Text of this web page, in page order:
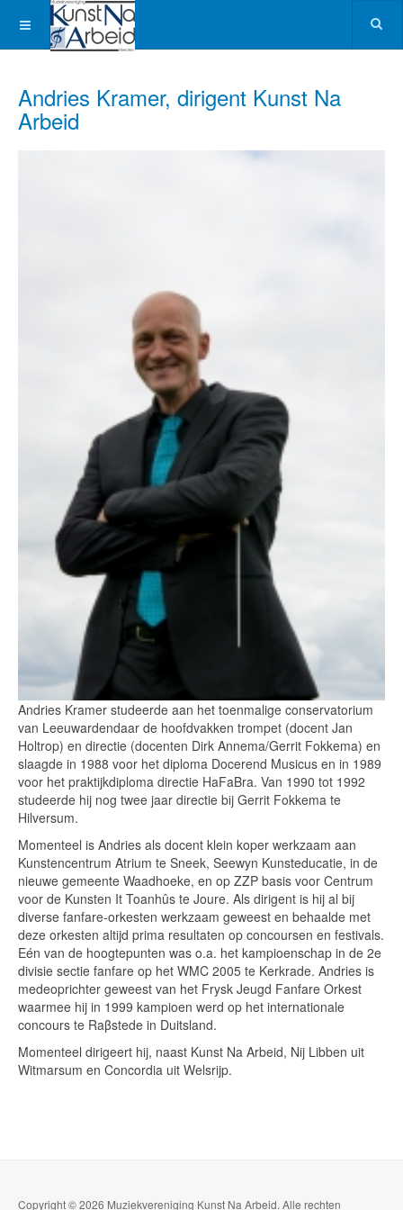
Andries Kramer, dirigent Kunst Na
Arbeid
Andries Kramer studeerde aan het toenmalige conservatorium
van Leeuwardendaar de hoofdvakken trompet (docent Jan
Holtrop) en directie (docenten Dirk Annema/Gerrit Fokkema) en
slaagde in 1988 voor het diploma Docerend Musicus en in 1989
voor het praktijkdiploma directie HaFaBra. Van 1990 tot 1992
studeerde hij nog twee jaar directie bij Gerrit Fokkema te
Hilversum.
Momenteel is Andries als docent klein koper werkzaam aan
Kunstencentrum Atrium te Sneek, Seewyn Kunsteducatie, in de
nieuwe gemeente Waadhoeke, en op ZZP basis voor Centrum
voor de Kunsten It Toanhûs te Joure. Als dirigent is hij al bij
diverse fanfare-orkesten werkzaam geweest en behaalde met
deze orkesten altijd prima resultaten op concoursen en festivals.
Eén van de hoogtepunten was o.a. het kampioenschap in de 2e
divisie sectie fanfare op het WMC 2005 te Kerkrade. Andries is
medeoprichter geweest van het Frysk Jeugd Fanfare Orkest
waarmee hij in 1999 kampioen werd op het internationale
concours te Raβstede in Duitsland.
Momenteel dirigeert hij, naast Kunst Na Arbeid, Nij Libben uit
Witmarsum en Concordia uit Welsrijp.
Copyright © 2026 Muziekvereniging Kunst Na Arbeid. Alle rechten